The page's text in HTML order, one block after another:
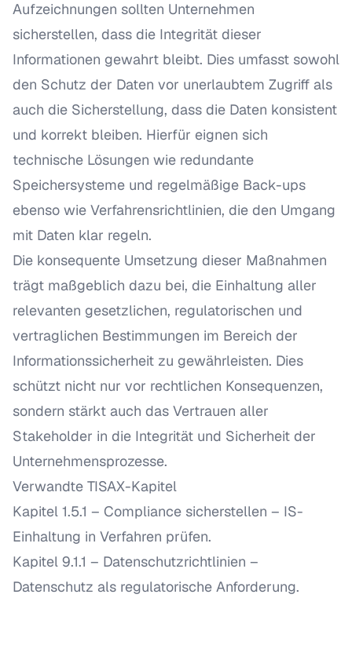
Aufzeichnungen sollten Unternehmen
sicherstellen, dass die Integrität dieser
Informationen gewahrt bleibt. Dies umfasst sowohl
den Schutz der Daten vor unerlaubtem Zugriff als
auch die Sicherstellung, dass die Daten konsistent
und korrekt bleiben. Hierfür eignen sich
technische Lösungen wie redundante
Speichersysteme und regelmäßige Back-ups
ebenso wie Verfahrensrichtlinien, die den Umgang
mit Daten klar regeln.
Die konsequente Umsetzung dieser Maßnahmen
trägt maßgeblich dazu bei, die Einhaltung aller
relevanten gesetzlichen, regulatorischen und
vertraglichen Bestimmungen im Bereich der
Informationssicherheit zu gewährleisten. Dies
schützt nicht nur vor rechtlichen Konsequenzen,
sondern stärkt auch das Vertrauen aller
Stakeholder in die Integrität und Sicherheit der
Unternehmensprozesse.
Verwandte TISAX-Kapitel
Kapitel 1.5.1 – Compliance sicherstellen – IS-
Einhaltung in Verfahren prüfen.
Kapitel 9.1.1 – Datenschutzrichtlinien –
Datenschutz als regulatorische Anforderung.